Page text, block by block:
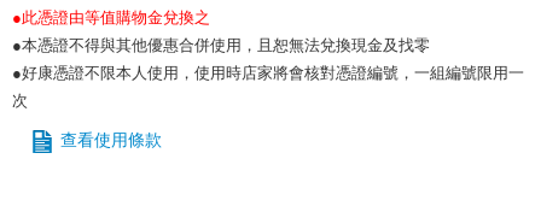
●此憑證由等值購物金兌換之
●本憑證不得與其他優惠合併使用，且恕無法兌換現金及找零
●好康憑證不限本人使用，使用時店家將會核對憑證編號，一組編號限用一
次
查看使用條款